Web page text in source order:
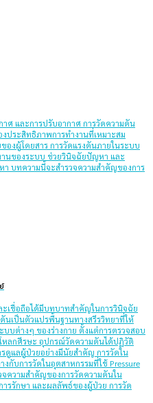
ศ และการปรับอากาศ การวัดความดัน
งประสิทธิภาพการทำงานที่เหมาะสม
งผู้โดยสาร การวัดแรงดันภายในระบบ
านของระบบ ช่วยวินิจฉัยปัญหา และ
บทความนี้จะสำรวจความสำคัญของการ
เชื่อถือได้มีบทบาทสำคัญในการวินิจฉัย
นเป็นตัวแปรพื้นฐานทางสรีรวิทยาที่ให้
บบต่างๆ ของร่างกาย ตั้งแต่การตรวจสอบ
หลกศีรษะ อุปกรณ์วัดความดันได้ปฏิวัติ
ดูแลผู้ป่วยอย่างมีนัยสำคัญ การวัดใน
กับการวัดในอุตสาหกรรมที่ใช้ Pressure
ความสำคัญของการวัดความดันใน
รรักษา และผลลัพธ์ของผู้ป่วย การวัด